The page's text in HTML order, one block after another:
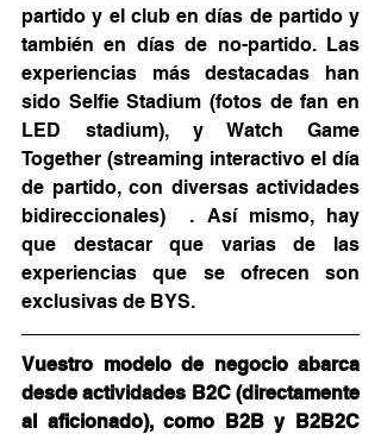
partido y el club en días de partido y
también en días de no-partido. Las
experiencias más destacadas han
sido Selfie Stadium (fotos de fan en
LED stadium), y Watch Game
Together (streaming interactivo el día
de partido, con diversas actividades
bidireccionales)  . Así mismo, hay
que destacar que varias de las
experiencias que se ofrecen son
exclusivas de BYS.
Vuestro modelo de negocio abarca
desde actividades B2C (directamente
al aficionado), como B2B y B2B2C